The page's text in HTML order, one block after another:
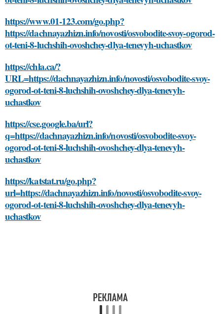
https://www.01-123.com/go.php?
https://dachnayazhizn.info/novosti/osvobodite-svoy-ogorod-
ot-teni-8-luchshih-ovoshchey-dlya-tenevyh-uchastkov
https://chla.ca/?
URL=https://dachnayazhizn.info/novosti/osvobodite-svoy-
ogorod-ot-teni-8-luchshih-ovoshchey-dlya-tenevyh-
uchastkov
https://cse.google.ba/url?
q=https://dachnayazhizn.info/novosti/osvobodite-svoy-
ogorod-ot-teni-8-luchshih-ovoshchey-dlya-tenevyh-
uchastkov
https://katstat.ru/go.php?
url=https://dachnayazhizn.info/novosti/osvobodite-svoy-
ogorod-ot-teni-8-luchshih-ovoshchey-dlya-tenevyh-
uchastkov